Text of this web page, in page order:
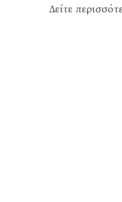
Δείτε